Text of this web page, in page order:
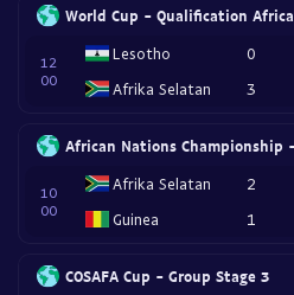
World Cup - Qualification
12
00
Lesotho
Afrika Selatan
0
3
African Nations Championship
10
00
Afrika Selatan
Guinea
2
1
COSAFA Cup - Group Stage 3